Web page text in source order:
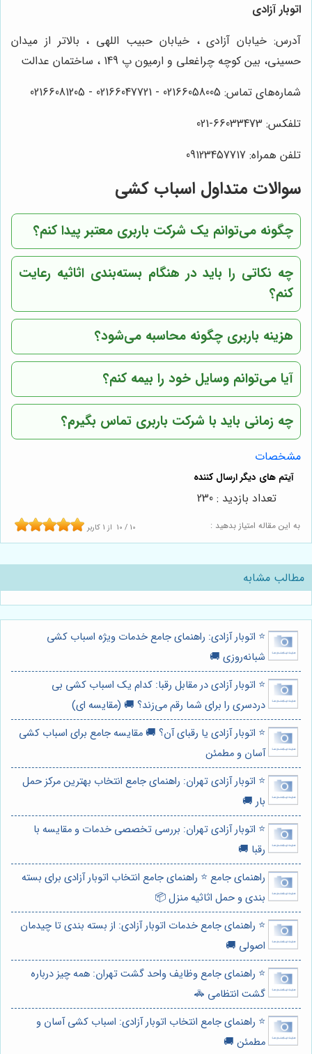
اتوبار آزادی
آدرس: خیابان آزادی ، خیابان حبیب اللهی ، بالاتر از میدان
حسینی، بین کوچه چراغعلی و ارمیون پ 149 ، ساختمان عدالت
شماره‌های تماس: 02166058005 - 02166047721 - 02166081205
تلفکس: 66033473-021
تلفن همراه: 09123457717
سوالات متداول اسباب کشی
چگونه می‌توانم یک شرکت باربری معتبر پیدا کنم؟
چه نکاتی را باید در هنگام بسته‌بندی اثاثیه رعایت
کنم؟
هزینه باربری چگونه محاسبه می‌شود؟
آیا می‌توانم وسایل خود را بیمه کنم؟
چه زمانی باید با شرکت باربری تماس بگیرم؟
مشخصات
به این مقاله امتیاز بدهید : 10 / 10 از 1 کاربر
تعداد بازدید : 230
مطالب مشابه
⭐️ اتوبار آزادی: راهنمای جامع خدمات ویژه اسباب کشی
شبانه‌روزی 🚚
⭐️ اتوبار آزادی در مقابل رقبا: کدام یک اسباب کشی بی
دردسری را برای شما رقم می‌زند؟ 🚚 (مقایسه ای)
⭐️ اتوبار آزادی یا رقبای آن؟ 🚚 مقایسه جامع برای اسباب کشی
آسان و مطمئن
⭐️ اتوبار آزادی تهران: راهنمای جامع انتخاب بهترین مرکز حمل
بار 🚚
⭐️ اتوبار آزادی تهران: بررسی تخصصی خدمات و مقایسه با
رقبا 🚚
راهنمای جامع ⭐️ راهنمای جامع انتخاب اتوبار آزادی برای بسته
بندی و حمل اثاثیه منزل 📦
⭐️ راهنمای جامع خدمات اتوبار آزادی: از بسته بندی تا چیدمان
اصولی 🚚
⭐️ راهنمای جامع وظایف واحد گشت تهران: همه چیز درباره
گشت انتظامی 🚓
⭐️ راهنمای جامع انتخاب اتوبار آزادی: اسباب کشی آسان و
مطمئن 🚚